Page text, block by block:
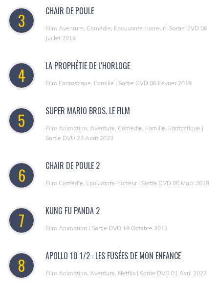
3 CHAIR DE POULE
Film Aventure, Comédie, Epouvante-horreur | Sortie DVD 06
Juillet 2016
4 LA PROPHÉTIE DE L'HORLOGE
Film Fantastique, Famille | Sortie DVD 06 Février 2019
5 SUPER MARIO BROS. LE FILM
Film Animation, Aventure, Comédie, Famille, Fantastique |
Sortie DVD 23 Août 2023
6 CHAIR DE POULE 2
Film Comédie, Epouvante-horreur | Sortie DVD 06 Mars 2019
7 KUNG FU PANDA 2
Film Animation | Sortie DVD 19 Octobre 2011
8 APOLLO 10 1/2 : LES FUSÉES DE MON ENFANCE
Film Animation, Aventure, Netflix | Sortie DVD 01 Avril 2022